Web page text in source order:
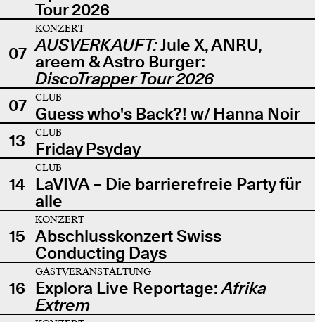
Tour 2026
07
KONZERT
AUSVERKAUFT:Jule X, ANRU,
areem & Astro Burger:
DiscoTrapper Tour 2026
07
CLUB
Guess who's Back?! w/ Hanna Noir
13
CLUB
Friday Psyday
14
CLUB
LaVIVA – Die barrierefreie Party für
alle
15
KONZERT
Abschlusskonzert Swiss
Conducting Days
16
GASTVERANSTALTUNG
Explora Live Reportage:Afrika
Extrem